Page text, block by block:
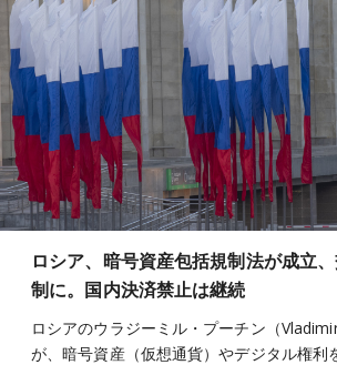
ロシア、暗号資産包括規制法が成立
制に。国内決済禁止は継続
ロシアのウラジーミル・プーチン（
が、暗号資産（仮想通貨）やデジタル権利